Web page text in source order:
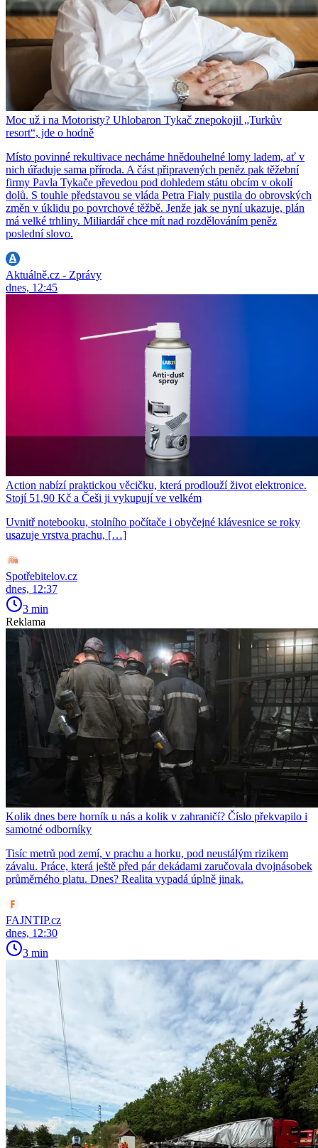
Moc už i na Motoristy? Uhlobaron Tykač znepokojil „Turkův
resort“, jde o hodně
Místo povinné rekultivace necháme hnědouhelné lomy ladem, ať v
nich úřaduje sama příroda. A část připravených peněz pak těžební
firmy Pavla Tykače převedou pod dohledem státu obcím v okolí
dolů. S touhle představou se vláda Petra Fialy pustila do obrovských
změn v úklidu po povrchové těžbě. Jenže jak se nyní ukazuje, plán
má velké trhliny. Miliardář chce mít nad rozdělováním peněz
poslední slovo.
Aktuálně.cz - Zprávy
dnes, 12:45
Action nabízí praktickou věcičku, která prodlouží život elektronice.
Stojí 51,90 Kč a Češi ji vykupují ve velkém
Uvnitř notebooku, stolního počítače i obyčejné klávesnice se roky
usazuje vrstva prachu, […]
Spotřebitelov.cz
dnes, 12:37
3 min
Reklama
Kolik dnes bere horník u nás a kolik v zahraničí? Číslo překvapilo i
samotné odborníky
Tisíc metrů pod zemí, v prachu a horku, pod neustálým rizikem
závalu. Práce, která ještě před pár dekádami zaručovala dvojnásobek
průměrného platu. Dnes? Realita vypadá úplně jinak.
FAJNTIP.cz
dnes, 12:30
3 min